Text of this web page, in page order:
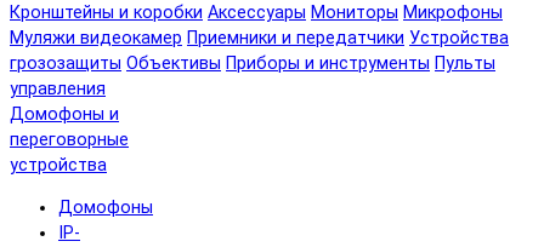
Кронштейны и коробки Аксессуары Мониторы Микрофоны
Муляжи видеокамер Приемники и передатчики Устройства
грозозащиты Объективы Приборы и инструменты Пульты
управления
Домофоны и
переговорные
устройства
Домофоны
IP-